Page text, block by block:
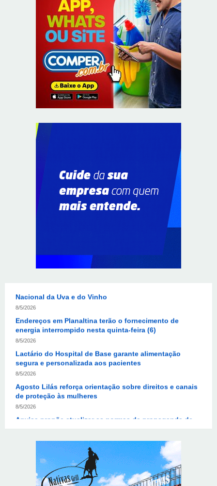
Provedores de internet transformam o Wi-Fi em
ferramenta de fidelização e novas receitas
Autoridades celebram legado de Augusto Nardes em
jantar em Brasília
Unidade oferece atendimento especializado a crianças
e adolescentes vítimas de violência sexual no DF
Planaltina terá reforço de ônibus para a 6ª Feira
Endereços em Planaltina terão o fornecimento de
energia interrompido nesta quinta-feira (6)
8/5/2026
Lactário do Hospital de Base garante alimentação
segura e personalizada aos pacientes
8/5/2026
Agosto Lilás reforça orientação sobre direitos e canais
de proteção às mulheres
8/5/2026
Anvisa propõe atualizar as normas da propaganda de
alimentos e de medicamentos
8/5/2026
segurança escalados no dia da eleição
Sala de Concerto, da Rádio MEC, celebra Radamés
Gnattali nesta sexta (7)